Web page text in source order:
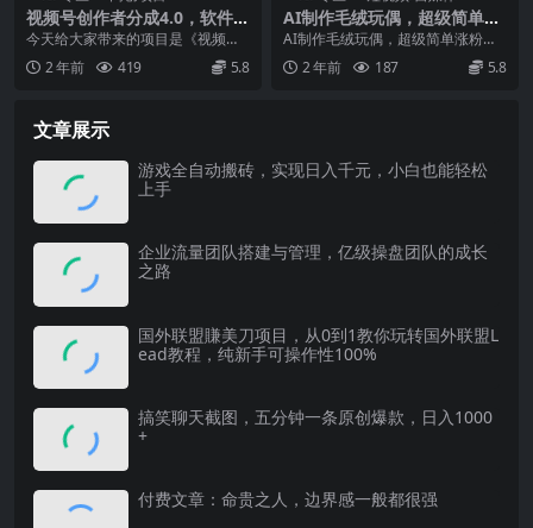
视频号创作者分成4.0，软件无
脑原创，轻松过分成计划，日
入600+
今天给大家带来的项目是《视频号
创作者分成4.0，软件无脑原创，轻
松过分成计划，日...
2 年前 419 5.8
AI制作毛绒玩偶，超级简单涨
粉还快，单日变现1k
AI制作毛绒玩偶，超级简单涨粉还
快，单日变现1k 今天天气开始转
凉，在刷小红书的...
2 年前 187 5.8
文章展示
游戏全自动搬砖，实现日入千元，小白也能轻松
上手
企业流量团队搭建与管理，亿级操盘团队的成长
之路
国外联盟賺美刀项目，从0到1教你玩转国外联盟L
ead教程，纯新手可操作性100%
搞笑聊天截图，五分钟一条原创爆款，日入1000
+
付费文章：命贵之人，边界感一般都很强